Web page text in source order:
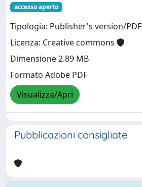
accesso aperto
Tipologia: Publisher's version/PDF
Licenza: Creative commons
Dimensione 2.89 MB
Formato Adobe PDF
Visualizza/Apri
Pubblicazioni consigliate